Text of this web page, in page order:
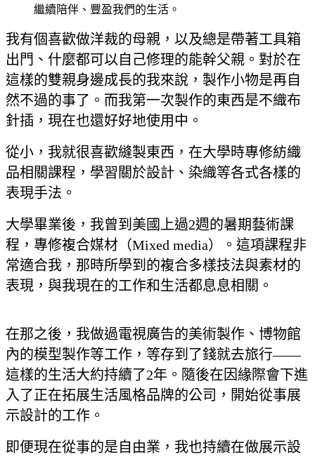
繼續陪伴、豐盈我們的生活。
我有個喜歡做洋裁的母親，以及總是帶著工具箱
出門、什麼都可以自己修理的能幹父親。對於在
這樣的雙親身邊成長的我來說，製作小物是再自
然不過的事了。而我第一次製作的東西是不織布
針插，現在也還好好地使用中。
從小，我就很喜歡縫製東西，在大學時專修紡織
品相關課程，學習關於設計、染織等各式各樣的
表現手法。
大學畢業後，我曾到美國上過2週的暑期藝術課
程，專修複合媒材（Mixed media）。這項課程非
常適合我，那時所學到的複合多樣技法與素材的
表現，與我現在的工作和生活都息息相關。
在那之後，我做過電視廣告的美術製作、博物館
內的模型製作等工作，等存到了錢就去旅行——
這樣的生活大約持續了2年。隨後在因緣際會下進
入了正在拓展生活風格品牌的公司，開始從事展
示設計的工作。
即便現在從事的是自由業，我也持續在做展示設